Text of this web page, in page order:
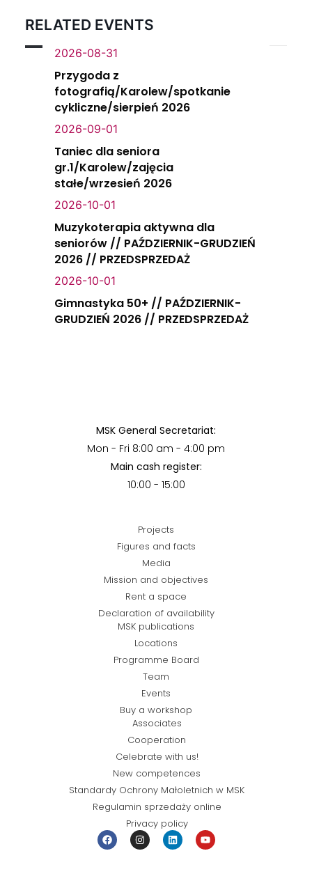
RELATED EVENTS
2026-08-31
Przygoda z
fotografią/Karolew/spotkanie
cykliczne/sierpień 2026
2026-09-01
Taniec dla seniora
gr.1/Karolew/zajęcia
stałe/wrzesień 2026
2026-10-01
Muzykoterapia aktywna dla
seniorów // PAŹDZIERNIK-GRUDZIEŃ
2026 // PRZEDSPRZEDAŻ
2026-10-01
Gimnastyka 50+ // PAŹDZIERNIK-
GRUDZIEŃ 2026 // PRZEDSPRZEDAŻ
MSK General Secretariat:
Mon - Fri 8:00 am - 4:00 pm
Main cash register:
10:00 - 15:00
Projects
Figures and facts
Media
Mission and objectives
Rent a space
Declaration of availability
MSK publications
Locations
Programme Board
Team
Events
Buy a workshop
Associates
Cooperation
Celebrate with us!
New competences
Standardy Ochrony Małoletnich w MSK
Regulamin sprzedaży online
Privacy policy